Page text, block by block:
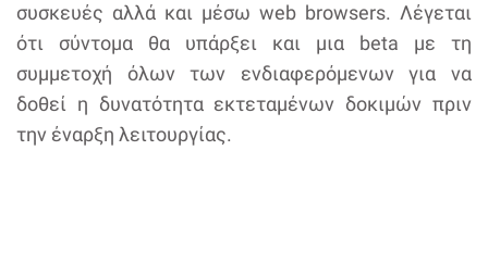
συσκευές αλλά και μέσω web browsers. Λέγεται
ότι σύντομα θα υπάρξει και μια beta με τη
συμμετοχή όλων των ενδιαφερόμενων για να
δοθεί η δυνατότητα εκτεταμένων δοκιμών πριν
την έναρξη λειτουργίας.